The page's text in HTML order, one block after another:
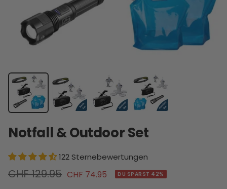
Notfall & Outdoor Set
122 Sternebewertungen
Regulärer
CHF 129.95 Angebotspreis
CHF 74.95 DU SPARST 42%